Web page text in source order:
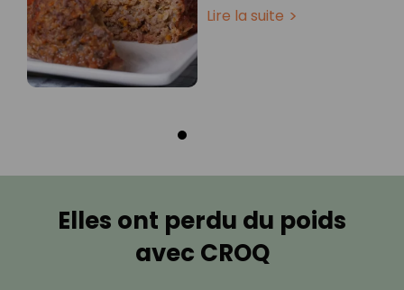
Lire la suite
Elles ont perdu du poids
avec CROQ